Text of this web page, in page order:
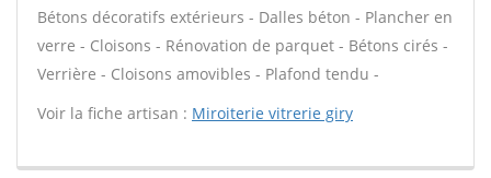
Bétons décoratifs extérieurs - Dalles béton - Plancher en
verre - Cloisons - Rénovation de parquet - Bétons cirés -
Verrière - Cloisons amovibles - Plafond tendu -
Voir la fiche artisan : Miroiterie vitrerie giry